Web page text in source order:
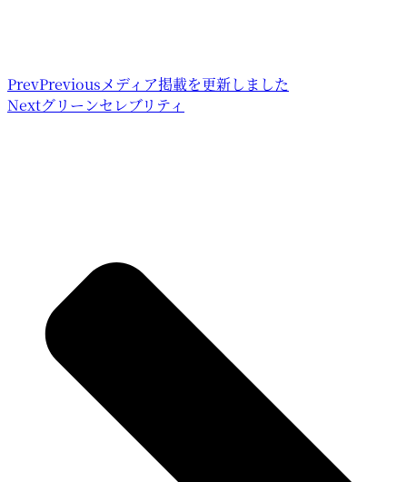
PrevPreviousメディア掲載を更新しました
Nextグリーンセレブリティ